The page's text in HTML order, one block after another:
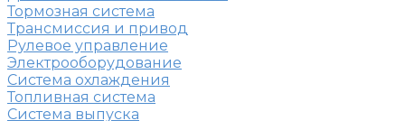
Тормозная система
Трансмиссия и привод
Рулевое управление
Электрооборудование
Система охлаждения
Топливная система
Система выпуска